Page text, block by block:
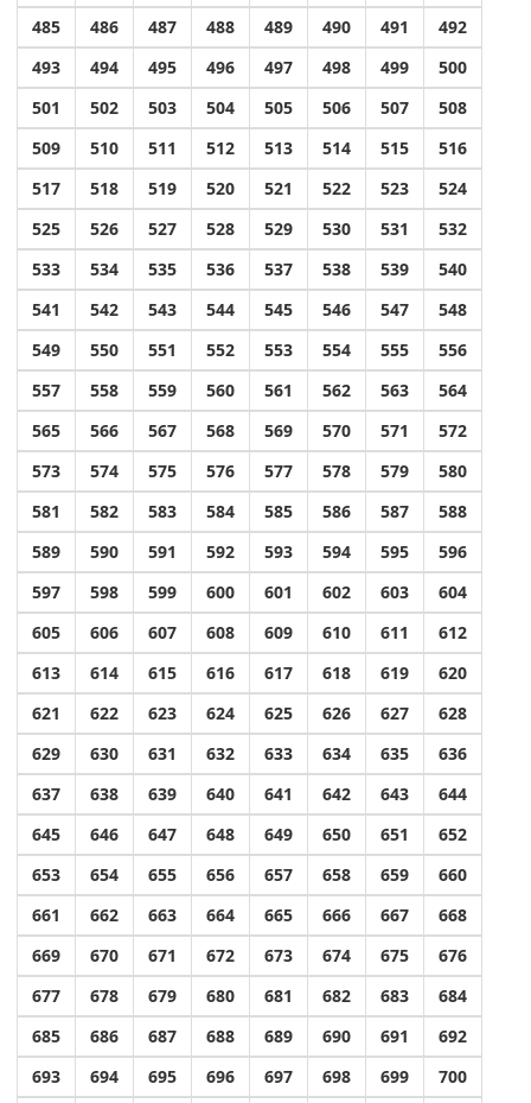
485
486 487 488 489 490 491
492
493
494 495 496 497 498 499
500
501
502 503 504 505 506 507
508
509
510 511 512 513 514 515
516
517
518 519 520 521 522 523
524
525
526 527 528 529 530 531
532
533
534 535 536 537 538 539
540
541
542 543 544 545 546 547
548
549
550 551 552 553 554 555
556
557
558 559 560 561 562 563
564
565
566 567 568 569 570 571
572
573
574 575 576 577 578 579
580
581
582 583 584 585 586 587
588
589
590 591 592 593 594 595
596
597
598 599 600 601 602 603
604
605
606 607 608 609 610 611
612
613
614 615 616 617 618 619
620
621
622 623 624 625 626 627
628
629
630 631 632 633 634 635
636
637
638 639 640 641 642 643
644
645
646 647 648 649 650 651
652
653
654 655 656 657 658 659
660
661
662 663 664 665 666 667
668
669
670 671 672 673 674 675
676
677
678 679 680 681 682 683
684
685
686 687 688 689 690 691
692
693
694 695 696 697 698 699
700